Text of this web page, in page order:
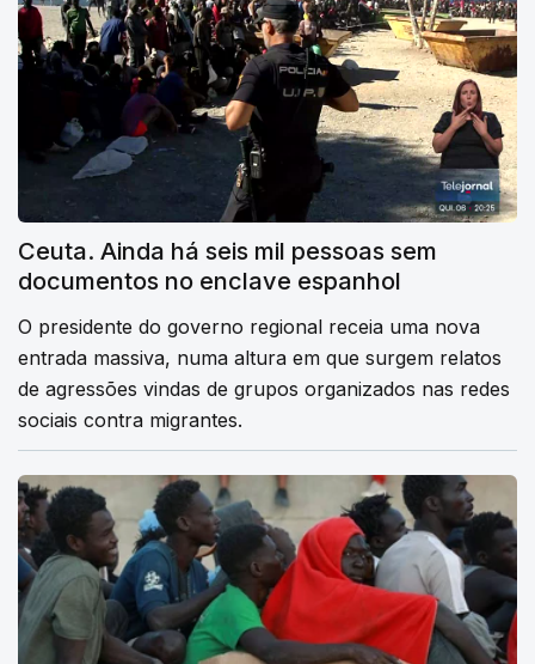
Ceuta. Ainda há seis mil pessoas sem
documentos no enclave espanhol
O presidente do governo regional receia uma nova
entrada massiva, numa altura em que surgem relatos
de agressões vindas de grupos organizados nas redes
sociais contra migrantes.